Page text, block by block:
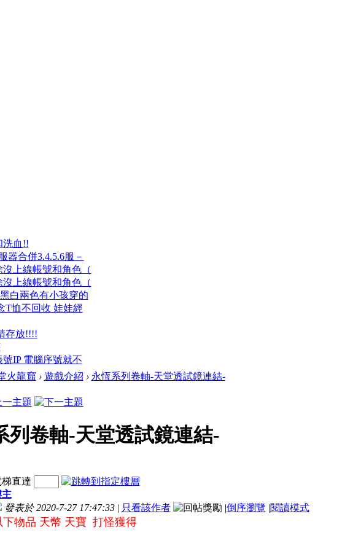
洗血!!
合併3.4.5.6服－
上線帳號和角色（
上線帳號和角色（
白兩色有小孩穿的
T恤不回收 娃娃經
存放!!!!
IP 電腦序號就不
火龍窟 › 遊戲介紹 › 永恆系列卷軸-天堂透試鏡連結-
列卷軸-天堂透試鏡連結-
梯直達
發表於 2020-7-27 17:47:33 | 只看該作者 |倒序瀏覽 |閱讀模式
下物品 天幣 天寶 打怪獲得